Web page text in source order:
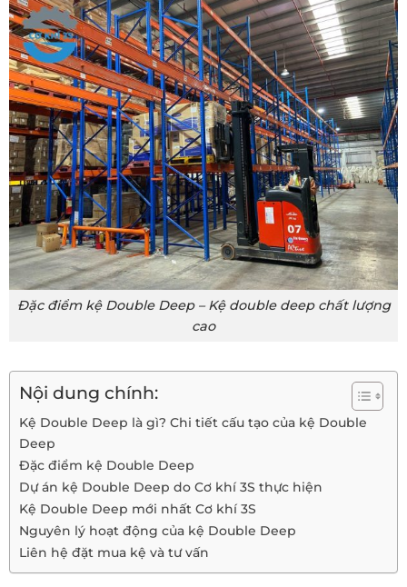
Đặc điểm kệ Double Deep – Kệ double deep chất lượng
cao
Nội dung chính:
Kệ Double Deep là gì? Chi tiết cấu tạo của kệ Double
Deep
Đặc điểm kệ Double Deep
Dự án kệ Double Deep do Cơ khí 3S thực hiện
Kệ Double Deep mới nhất Cơ khí 3S
Nguyên lý hoạt động của kệ Double Deep
Liên hệ đặt mua kệ và tư vấn